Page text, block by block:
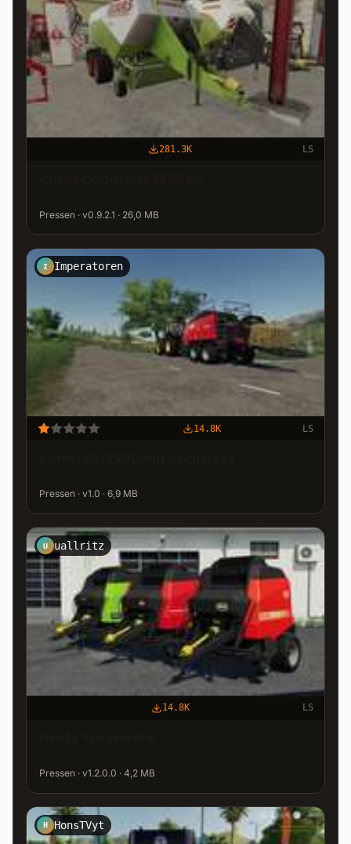
281.3K LS
Pressen · v0.9.2.1 · 26,0 MB
I Imperatoren
14.8K LS
Pressen · v1.0 · 6,9 MB
U uallritz
14.8K LS
Pressen · v1.2.0.0 · 4,2 MB
H HonsTVyt